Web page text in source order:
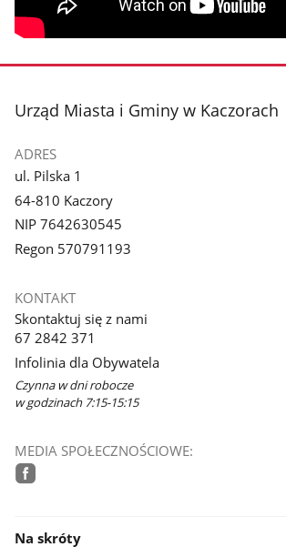
stopka
Urząd Miasta i Gminy w Kaczorach
ADRES
ul. Pilska 1
64-810 Kaczory
NIP 7642630545
Regon 570791193
KONTAKT
Skontaktuj się z nami
67 2842 371
Infolinia dla Obywatela
Czynna w dni robocze
w godzinach 7:15-15:15
MEDIA SPOŁECZNOŚCIOWE:
Na skróty